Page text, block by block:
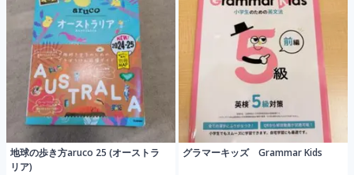
地球の歩き方aruco 25 (オーストラ
リア)
グラマーキッズ Grammar Kids